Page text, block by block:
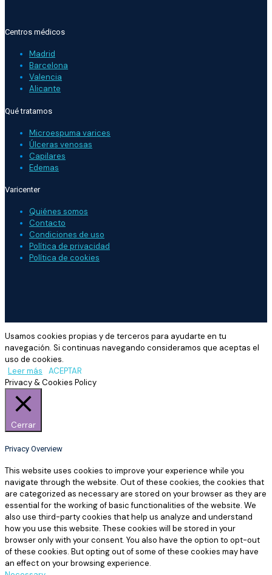
Centros médicos
Madrid
Barcelona
Valencia
Alicante
Qué tratamos
Microespuma varices
Úlceras venosas
Capilares
Edemas
Varicenter
Quiénes somos
Contacto
Condiciones de uso
Política de privacidad
Política de cookies
Usamos cookies propias y de terceros para ayudarte en tu
navegación. Si continuas navegando consideramos que aceptas el
uso de cookies.
Leer más
ACEPTAR
Privacy & Cookies Policy
Cerrar
Privacy Overview
This website uses cookies to improve your experience while you
navigate through the website. Out of these cookies, the cookies that
are categorized as necessary are stored on your browser as they are
essential for the working of basic functionalities of the website. We
also use third-party cookies that help us analyze and understand
how you use this website. These cookies will be stored in your
browser only with your consent. You also have the option to opt-out
of these cookies. But opting out of some of these cookies may have
an effect on your browsing experience.